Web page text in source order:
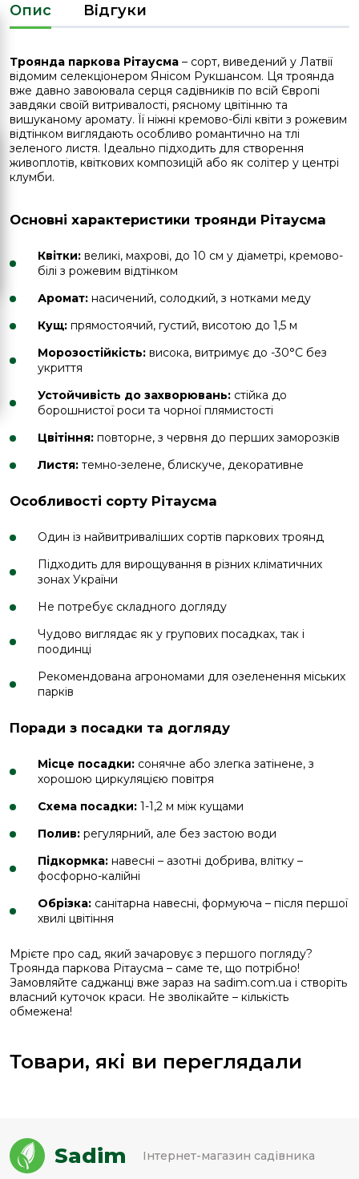
Опис Відгуки
Троянда паркова Рітаусма – сорт, виведений у Латвії
відомим селекціонером Янісом Рукшансом. Ця троянда
вже давно завоювала серця садівників по всій Європі
завдяки своїй витривалості, рясному цвітінню та
вишуканому аромату. Її ніжні кремово-білі квіти з рожевим
відтінком виглядають особливо романтично на тлі
зеленого листя. Ідеально підходить для створення
живоплотів, квіткових композицій або як солітер у центрі
клумби.
Основні характеристики троянди Рітаусма
Квітки: великі, махрові, до 10 см у діаметрі, кремово-
білі з рожевим відтінком
Аромат: насичений, солодкий, з нотками меду
Кущ: прямостоячий, густий, висотою до 1,5 м
Морозостійкість: висока, витримує до -30°C без
укриття
Устойчивість до захворювань: стійка до
борошнистої роси та чорної плямистості
Цвітіння: повторне, з червня до перших заморозків
Листя: темно-зелене, блискуче, декоративне
Особливості сорту Рітаусма
Один із найвитриваліших сортів паркових троянд
Підходить для вирощування в різних кліматичних
зонах України
Не потребує складного догляду
Чудово виглядає як у групових посадках, так і
поодинці
Рекомендована агрономами для озеленення міських
парків
Поради з посадки та догляду
Місце посадки: сонячне або злегка затінене, з
хорошою циркуляцією повітря
Схема посадки: 1-1,2 м між кущами
Полив: регулярний, але без застою води
Підкормка: навесні – азотні добрива, влітку –
фосфорно-калійні
Обрізка: санітарна навесні, формуюча – після першої
хвилі цвітіння
Мрієте про сад, який зачаровує з першого погляду?
Троянда паркова Рітаусма – саме те, що потрібно!
Замовляйте саджанці вже зараз на sadim.com.ua і створіть
власний куточок краси. Не зволікайте – кількість
обмежена!
Товари, які ви переглядали
Sadim Інтернет-магазин садівника